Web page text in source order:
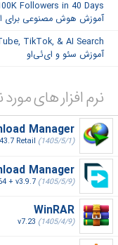
آموزش هوش مصنوعی برای
آموزش سئو و ای‌ئی‌او
نرم افزار های مورد
Manager
Retail (1405/5/1)
Manager
+ v3.9.7 (1405/5/9)
WinRAR
v7.23 (1405/4/9)